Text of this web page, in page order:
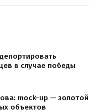
в случае победы
mock-up — золотой
объектов